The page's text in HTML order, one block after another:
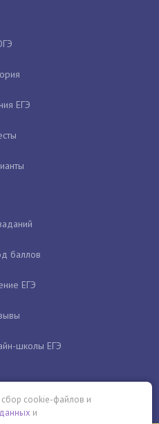
ЕГЭ
баллов
ЕГЭ
школы ЕГЭ
сбор cookie-файлов и
и